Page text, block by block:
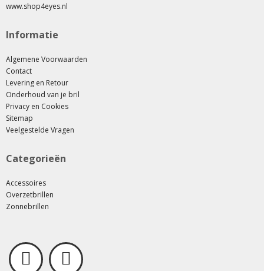
www.shop4eyes.nl
Informatie
Algemene Voorwaarden
Contact
Levering en Retour
Onderhoud van je bril
Privacy en Cookies
Sitemap
Veelgestelde Vragen
Categorieën
Accessoires
Overzetbrillen
Zonnebrillen